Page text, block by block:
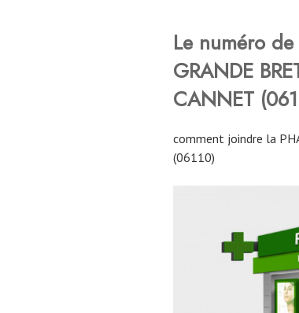
Le numéro
GRANDE
CANNET
comment joindre la
(06110)